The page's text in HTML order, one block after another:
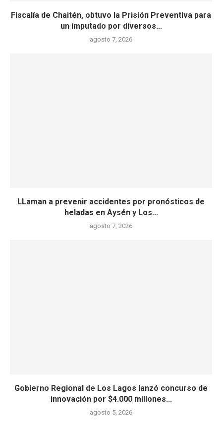
Fiscalía de Chaitén, obtuvo la Prisión Preventiva para
un imputado por diversos...
agosto 7, 2026
LLaman a prevenir accidentes por pronósticos de
heladas en Aysén y Los...
agosto 7, 2026
Gobierno Regional de Los Lagos lanzó concurso de
innovación por $4.000 millones...
agosto 5, 2026